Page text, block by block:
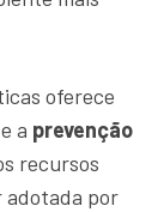
oferece
a prevenção
recursos
adotada por